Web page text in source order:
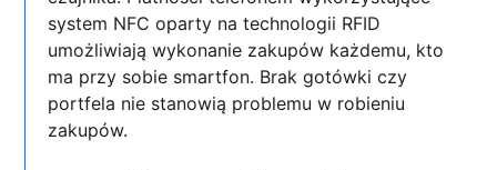
system NFC oparty na technologii RFID
umożliwiają wykonanie zakupów każdemu, kto
ma przy sobie smartfon. Brak gotówki czy
portfela nie stanowią problemu w robieniu
zakupów.